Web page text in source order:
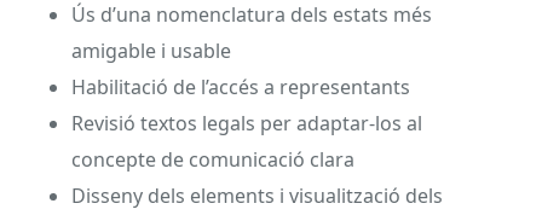
Ús d’una nomenclatura dels estats més
amigable i usable
Habilitació de l’accés a representants
Revisió textos legals per adaptar-los al
concepte de comunicació clara
Disseny dels elements i visualització dels